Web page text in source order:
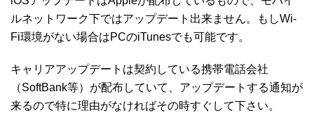
ルネットワーク下ではアップデート出来ません。もしWi-
Fi環境がない場合はPCのiTunesでも可能です。
キャリアアップデートは契約している携帯電話会社
（SoftBank等）が配布していて、アップデートする通知が
来るので特に理由がなければその時すぐして下さい。